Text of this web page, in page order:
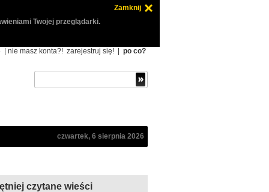
Zamknij
Twojej przeglądarki.
| nie masz konta?! zarejestruj się! po co?
czwartek, 6 sierpnia 2026
czytane wieści